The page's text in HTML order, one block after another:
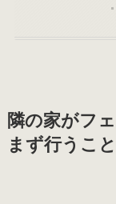
隣の家がフ
まず行うこと